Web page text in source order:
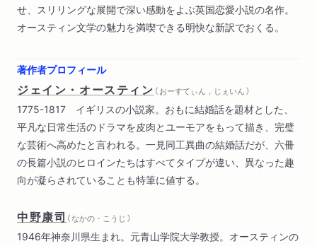
せ、スリリングな展開で深い感動をよぶ英国恋愛小説の名作。
オースティン文学の魅力を満喫できる明快な新訳でおくる。
著作者プロフィール
ジェイン・オースティン （ おーすてぃん，じぇいん ）
1775-1817 イギリスの小説家。おもに結婚話を題材とした、
平凡な日常生活のドラマを皮肉とユーモアをもって描き、完璧
な芸術へ高めたと言われる。一見同工異曲の結婚話だが、六冊
の長篇小説のヒロインたちはすべてタイプが違い、異なった趣
向が凝らされていることも特筆に値する。
中野康司 （ なかの・こうじ ）
1946年神奈川県生まれ。元青山学院大学教授。オースティンの